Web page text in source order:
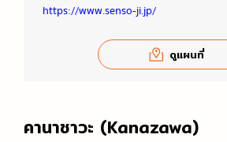
https://www.senso-ji.jp/
ดูแผนที่
คานาซาวะ (Kanazawa)